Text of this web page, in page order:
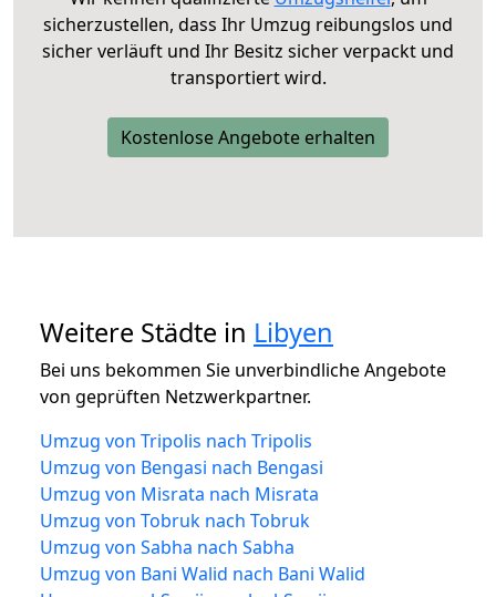
sicherzustellen, dass Ihr Umzug reibungslos und
sicher verläuft und Ihr Besitz sicher verpackt und
transportiert wird.
Kostenlose Angebote erhalten
Weitere Städte in Libyen
Bei uns bekommen Sie unverbindliche Angebote
von geprüften Netzwerkpartner.
Umzug von Tripolis nach Tripolis
Umzug von Bengasi nach Bengasi
Umzug von Misrata nach Misrata
Umzug von Tobruk nach Tobruk
Umzug von Sabha nach Sabha
Umzug von Bani Walid nach Bani Walid